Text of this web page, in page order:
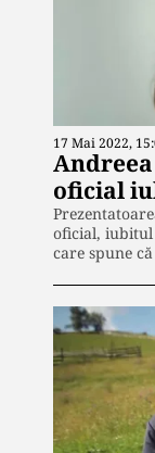
17 Mai 2022,
oficial
oficial,
care spune